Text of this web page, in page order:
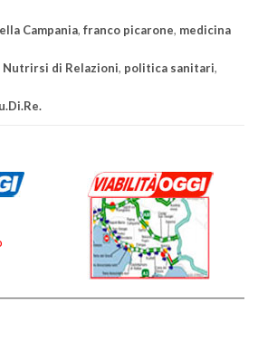
Campania, franco picarone, medicina
Nutrirsi di Relazioni, politica sanitari,